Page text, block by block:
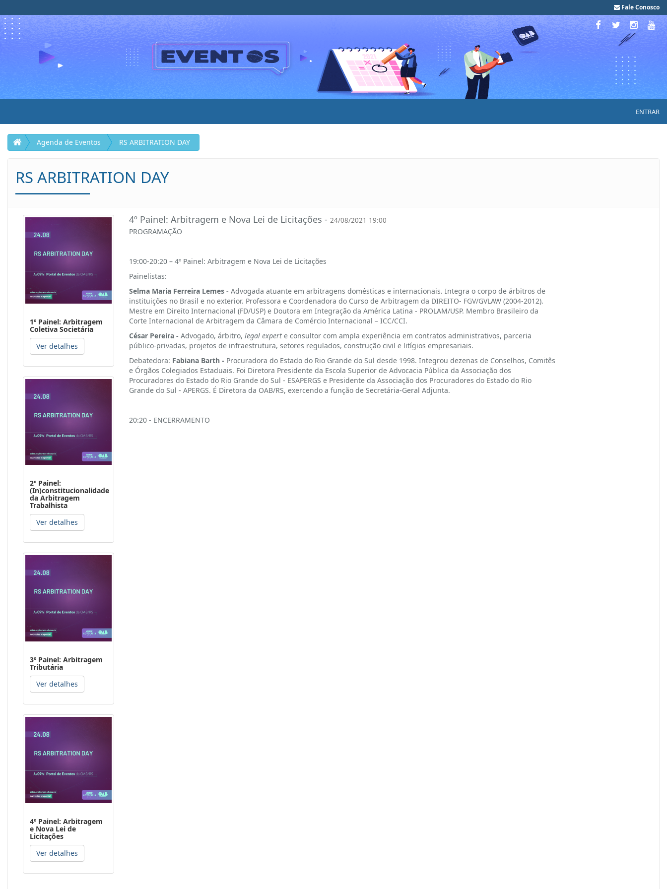
Fale Conosco
ENTRAR
Agenda de Eventos RS ARBITRATION DAY
RS ARBITRATION DAY
1º Painel: Arbitragem
Coletiva Societária
Ver detalhes
2º Painel:
(In)constitucionalidade
da Arbitragem
Trabalhista
Ver detalhes
3º Painel: Arbitragem
Tributária
Ver detalhes
4º Painel: Arbitragem
e Nova Lei de
Licitações
Ver detalhes
4º Painel: Arbitragem e Nova Lei de Licitações - 24/08/2021 19:00
PROGRAMAÇÃO
19:00-20:20 – 4º Painel: Arbitragem e Nova Lei de Licitações
Painelistas:
Selma Maria Ferreira Lemes - Advogada atuante em arbitragens domésticas e internacionais. Integra o corpo de árbitros de
instituições no Brasil e no exterior. Professora e Coordenadora do Curso de Arbitragem da DIREITO- FGV/GVLAW (2004-2012).
Mestre em Direito Internacional (FD/USP) e Doutora em Integração da América Latina - PROLAM/USP. Membro Brasileiro da
Corte Internacional de Arbitragem da Câmara de Comércio Internacional – ICC/CCI.
César Pereira - Advogado, árbitro, legal experte consultor com ampla experiência em contratos administrativos, parceria
público-privadas, projetos de infraestrutura, setores regulados, construção civil e litígios empresariais.
Debatedora: Fabiana Barth - Procuradora do Estado do Rio Grande do Sul desde 1998. Integrou dezenas de Conselhos, Comitês
e Órgãos Colegiados Estaduais. Foi Diretora Presidente da Escola Superior de Advocacia Pública da Associação dos
Procuradores do Estado do Rio Grande do Sul - ESAPERGS e Presidente da Associação dos Procuradores do Estado do Rio
Grande do Sul - APERGS. É Diretora da OAB/RS, exercendo a função de Secretária-Geral Adjunta.
20:20 - ENCERRAMENTO